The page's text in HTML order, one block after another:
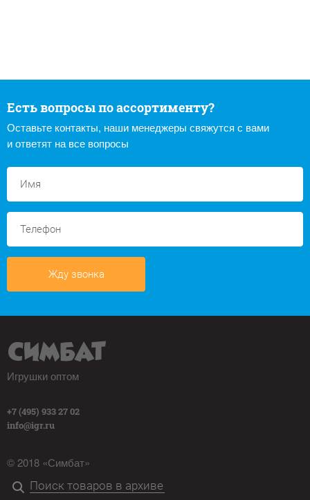
Есть вопросы по ассортименту?
Оставьте контакты, наши менеджеры свяжутся с вами
и ответят на все вопросы
Жду звонка
Игрушки оптом
+7 (495) 933 27 02
info@igr.ru
© 2018 «Симбат»